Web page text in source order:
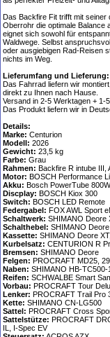
Das Backfire Fit trifft mit seiner
Oberrohr die optimale Balance
eignet sich sowohl für
Waldwege. Selbst
oder ausgiebigen Rad-Reisen
nichts im Weg.
Lieferumfang und Lieferung:
Das Fahrrad liefern wir
direkt zu Ihnen nach Hause.
Versand in 2-5 Werktagen + 1-
Das Produkt liefern wir in
Details:
Marke: Centurion
Modell: 2026
Gewicht: 23,5 kg
Farbe: Grau
Rahmen: Backfire R intube III,
Motor: BOSCH Performance
Akku: Bosch PowerTube
Discplay: BOSCH Kiox 300
Switch: BOSCH LED Remote
Federgabel: FOX AWL Sport
Schaltwerk: SHIMANO Deore
Schalthebel: SHIMANO
Kassette: SHIMANO Deore
Kurbelsatz: CENTURION R
Bremsen: SHIMANO Deore
Felgen: PROCRAFT MD25,
Naben: SHIMANO HB-
Reifen: SCHWALBE Smart
Vorbau: PROCRAFT Tour
Lenker: PROCRAFT Trail Pro
Kette: SHIMANO CN-LG500
Sattel: PROCRAFT Cross
Sattelstütze: PROCRAFT
IL, I-Spec EV